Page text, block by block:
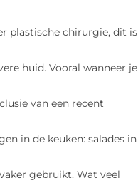
plastische chirurgie, dit is
huid. Vooral wanneer je
van een recent
in de keuken: salades in
gebruikt. Wat veel